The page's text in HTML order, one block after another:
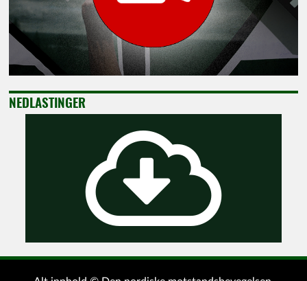
NEDLASTINGER